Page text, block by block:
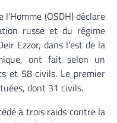
(OSDH) déclare
russe et du régime
Ezzor, dans l’est de la
ont fait selon un
et 58 civils. Le premier
dont 31 civils.
à trois raids contre la